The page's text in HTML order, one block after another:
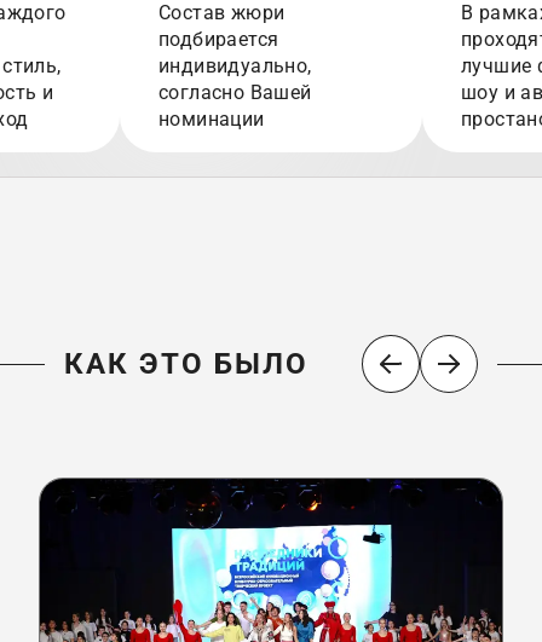
и
Состав жюри
подбирается
индивидуально,
согласно Вашей
номинации
В
лучшие
шоу и
КАК ЭТО БЫЛО